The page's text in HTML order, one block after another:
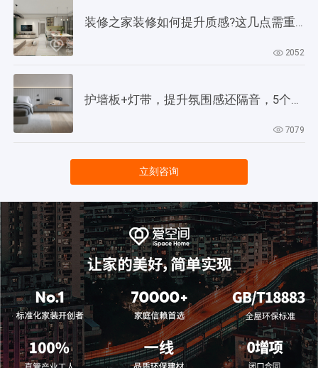
装修之家装修如何提升质感?这几点需重视起来
2052
7079
立刻咨询